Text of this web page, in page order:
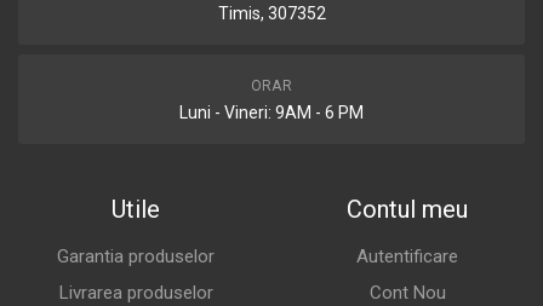
Timis, 307352
ORAR
Luni - Vineri: 9AM - 6 PM
Utile
Garantia produselor
Livrarea produselor
Contul meu
Autentificare
Cont Nou